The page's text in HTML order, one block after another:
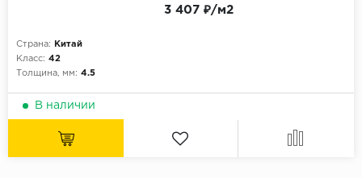
Страна:
Китай
Класс: 42
Толщина, мм: 4.5
3 407 ₽/м2
В наличии